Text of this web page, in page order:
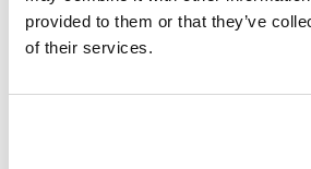
provided to them or that they’ve
of their services.
L’utente accetta che noi
diritti, i titoli e gli interessi su
servizi del Sito. L’utente